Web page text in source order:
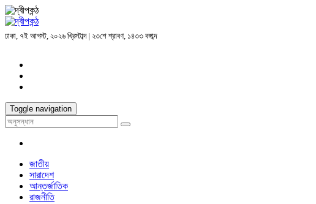
ঢাকা, ৭ই আগস্ট, ২০২৬ খ্রিস্টাব্দ | ২৩শে শ্রাবণ, ১৪৩৩ বঙ্গাব্দ
Toggle navigation
জাতীয়
সারাদেশ
আন্তর্জাতিক
রাজনীতি